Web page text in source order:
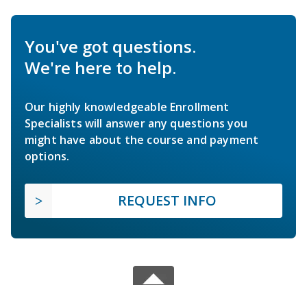
You've got questions.
We're here to help.
Our highly knowledgeable Enrollment
Specialists will answer any questions you
might have about the course and payment
options.
REQUEST INFO